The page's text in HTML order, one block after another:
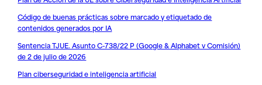
Código de buenas prácticas sobre marcado y etiquetado de
contenidos generados por IA
Sentencia TJUE. Asunto C-738/22 P (Google & Alphabet v Comisión)
de 2 de julio de 2026
Plan ciberseguridad e inteligencia artificial